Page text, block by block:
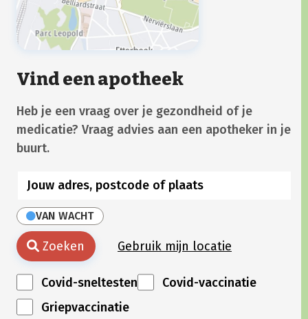
Vind een apotheek
Heb je een vraag over je gezondheid of je
medicatie? Vraag advies aan een apotheker in je
buurt.
VAN WACHT
Zoeken Gebruik mijn locatie
Covid-sneltesten
Covid-vaccinatie
Griepvaccinatie